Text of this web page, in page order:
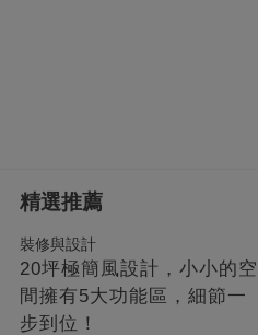
精選推薦
裝修與設計
20坪極簡風設計，小小的空
間擁有5大功能區，細節一
步到位！